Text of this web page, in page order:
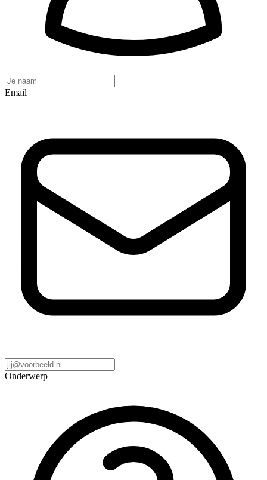
Email
Onderwerp